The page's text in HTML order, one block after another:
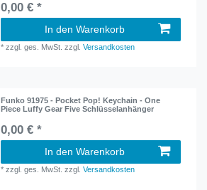
0,00 € *
In den Warenkorb
*zzgl. ges. MwSt. zzgl.Versandkosten
Funko 91975 - Pocket Pop! Keychain - One
Piece Luffy Gear Five Schlüsselanhänger
0,00 € *
In den Warenkorb
*zzgl. ges. MwSt. zzgl.Versandkosten